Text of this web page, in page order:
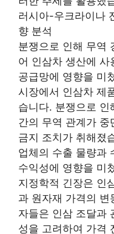
러시아-우크라이나
향 분석
분쟁으로 인해 무역
어 인삼차 생산에 사
공급망에 영향을 미
시장에서 인삼차 제
습니다. 분쟁으로 인
간의 무역 관계가 중
금지 조치가 취해졌
업체의 수출 물량과
수익성에 영향을 미
지정학적 긴장은 인
과 원자재 가격의 변
자들은 인삼 조달과
성을 고려하여 가격